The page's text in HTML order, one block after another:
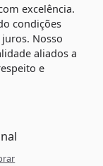
excelência.
condições
Nosso
aliados a
e